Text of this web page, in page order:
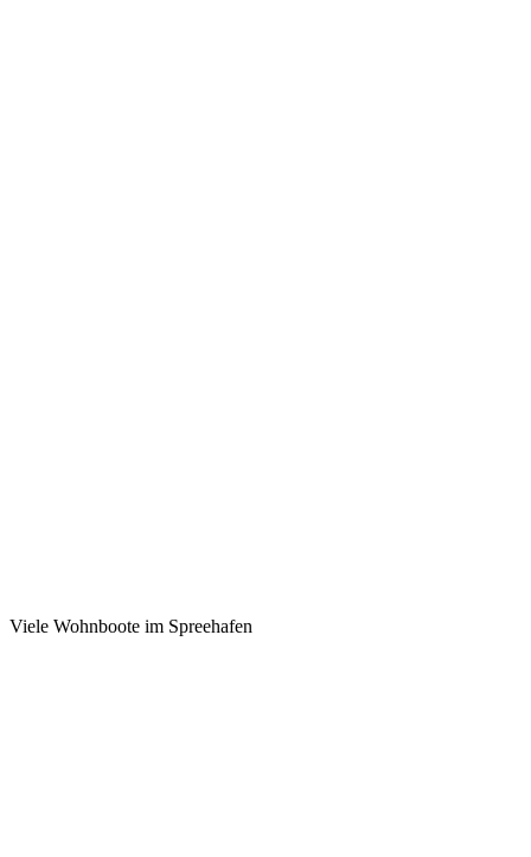
Viele Wohnboote im Spreehafen